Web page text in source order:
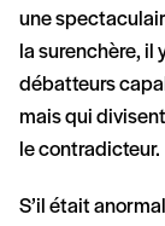
une
la surenchère, il
débatteurs
mais qui
le contradicteur.
S’il était